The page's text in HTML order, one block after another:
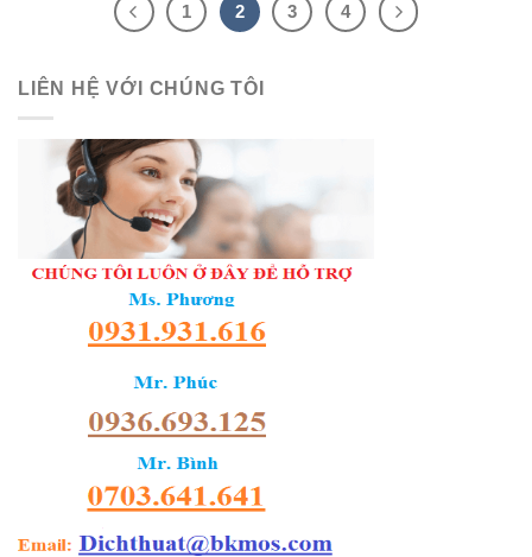
1 2 3 4
LIÊN HỆ VỚI CHÚNG TÔI